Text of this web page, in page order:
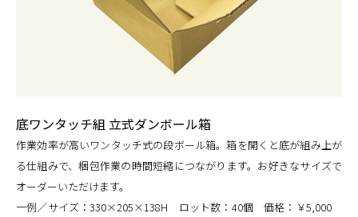
底ワンタッチ組 立式ダンボール箱
作業効率が高いワンタッチ式の段ボール箱。箱を開くと底が組み上が
る仕組みで、梱包作業の時間短縮につながります。お好きなサイズで
オーダーいただけます。
一例／サイズ：330×205×138H ロット数：40個 価格：￥5,000